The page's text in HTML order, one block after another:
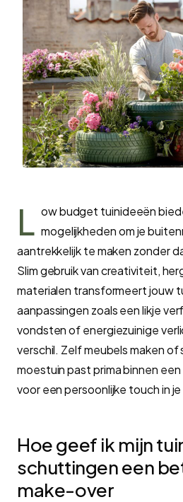
L ow budget tuinideeën
mogelijkheden om je
aantrekkelijk te maken zonder
Slim gebruik van creativiteit,
materialen transformeert jouw
aanpassingen zoals een likje
vondsten of energiezuinige
verschil. Zelf meubels maken
moestuin past prima binnen
voor een persoonlijke touch in
Hoe geef ik mijn
schuttingen een
make-over